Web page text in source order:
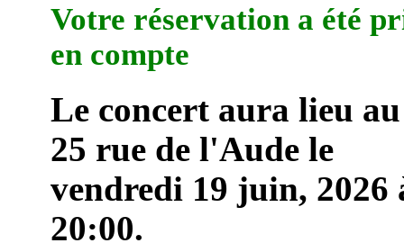
Votre réservation a été
en compte
Le concert aura lieu au
25 rue de l'Aude le
vendredi 19 juin, 2026
20:00.